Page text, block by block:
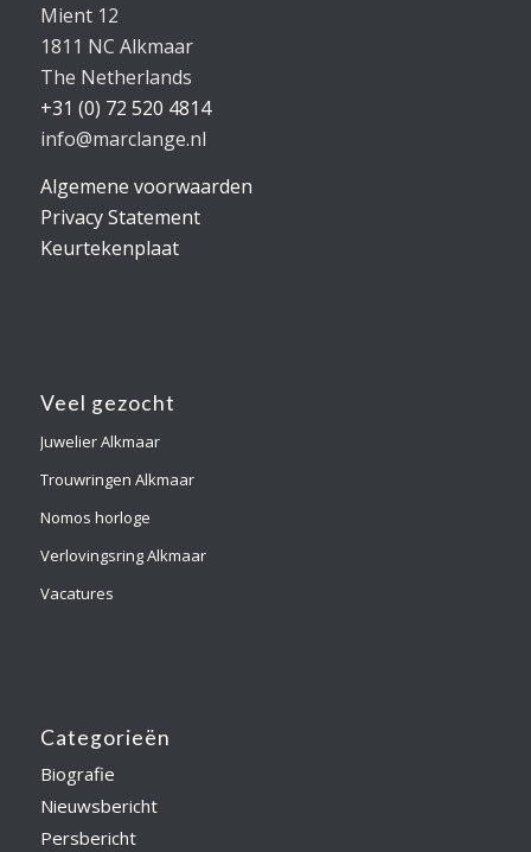
Mient 12
1811 NC Alkmaar
The Netherlands
+31 (0) 72 520 4814
info@marclange.nl
Algemene voorwaarden
Privacy Statement
Keurtekenplaat
Veel gezocht
Juwelier Alkmaar
Trouwringen Alkmaar
Nomos horloge
Verlovingsring Alkmaar
Vacatures
Categorieën
Biografie
Nieuwsbericht
Persbericht